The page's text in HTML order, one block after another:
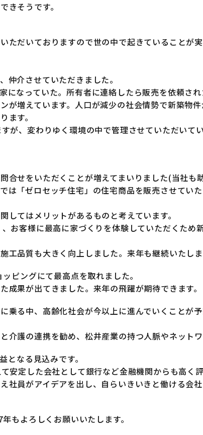
きそうです。
ただいておりますので世の中で起きていることが
仲介させていただきました。
になっていた。所有者に連絡したら販売を依頼さ
が増えています。人口が減少の社会情勢で新築物
ます。
が、変わりゆく環境の中で管理させていただいて
合せをいただくことが増えてまいりました(当社も
は「ゼロセッチ住宅」の住宅商品を販売させてい
てはメリットがあるものと考えています。
お客様に最高に家づくりを体験していただくため
工品質も大きく向上しました。来年も継続いたし
ピングにて最高点を取れました。
果が出てきました。来年の飛躍が期待できます。
乗る中、高齢化社会が今以上に進んでいくことが
介護の連携を勧め、松井産業の持つ人脈やネット
なる見込みです。
安定した会社として銀行など金融機関からも高く
社員がアイデアを出し、自らいきいきと働ける会
もよろしくお願いいたします。